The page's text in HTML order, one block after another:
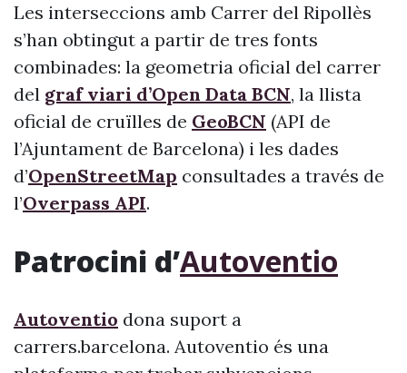
Les interseccions amb Carrer del Ripollès
s’han obtingut a partir de tres fonts
combinades: la geometria oficial del carrer
del graf viari d’Open Data BCN, la llista
oficial de cruïlles de GeoBCN (API de
l’Ajuntament de Barcelona) i les dades
d’OpenStreetMap consultades a través de
l’Overpass API.
Patrocini d’Autoventio
Autoventio dona suport a
carrers.barcelona. Autoventio és una